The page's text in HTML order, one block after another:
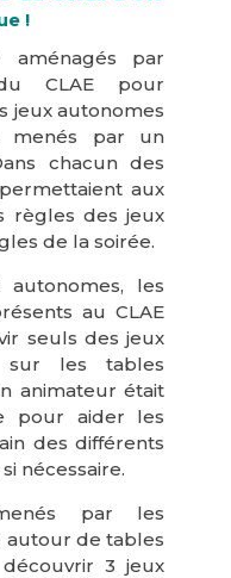
!
aménagés par
CLAE pour
jeux autonomes
menés par un
chacun des
aux
règles des jeux
de la soirée.
autonomes, les
au CLAE
seuls des jeux
sur les tables
animateur était
pour aider les
des différents
nécessaire.
par les
autour de tables
3 jeux